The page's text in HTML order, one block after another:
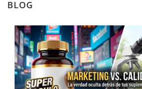
BLOG